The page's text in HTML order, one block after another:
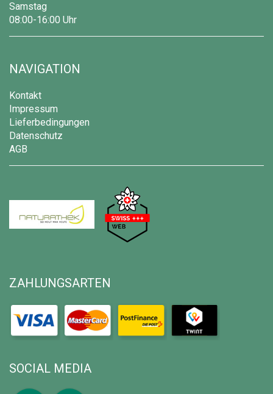
Samstag
08:00-16:00 Uhr
NAVIGATION
Kontakt
Impressum
Lieferbedingungen
Datenschutz
AGB
ZAHLUNGSARTEN
SOCIAL MEDIA